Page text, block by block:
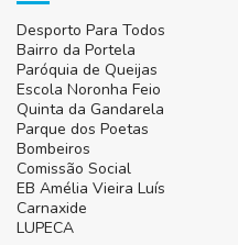
Desporto Para Todos
Bairro da Portela
Paróquia de Queijas
Escola Noronha Feio
Quinta da Gandarela
Parque dos Poetas
Bombeiros
Comissão Social
EB Amélia Vieira Luís
Carnaxide
LUPECA